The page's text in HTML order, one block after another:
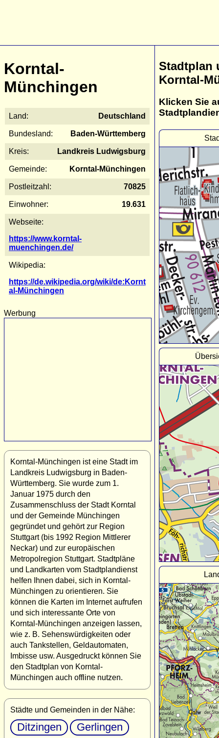
Korntal-
Münchingen
Land: Deutschland
Bundesland: Baden-Württemberg
Kreis: Landkreis Ludwigsburg
Gemeinde: Korntal-Münchingen
Postleitzahl: 70825
Einwohner: 19.631
Webseite:
https://www.korntal-
muenchingen.de/
Wikipedia:
https://de.wikipedia.org/wiki/de:Kornt
al-Münchingen
Werbung
Korntal-Münchingen ist eine Stadt im
Landkreis Ludwigsburg in Baden-
Württemberg. Sie wurde zum 1.
Januar 1975 durch den
Zusammenschluss der Stadt Korntal
und der Gemeinde Münchingen
gegründet und gehört zur Region
Stuttgart (bis 1992 Region Mittlerer
Neckar) und zur europäischen
Metropolregion Stuttgart. Stadtpläne
und Landkarten vom Stadtplandienst
helfen Ihnen dabei, sich in Korntal-
Münchingen zu orientieren. Sie
können die Karten im Internet aufrufen
und sich interessante Orte von
Korntal-Münchingen anzeigen lassen,
wie z. B. Sehenswürdigkeiten oder
auch Tankstellen, Geldautomaten,
Imbisse usw. Ausgedruckt können Sie
den Stadtplan von Korntal-
Münchingen auch offline nutzen.
Städte und Gemeinden in der Nähe:
Ditzingen
Gerlingen
Stadtplan
Korntal-
Klicken Sie